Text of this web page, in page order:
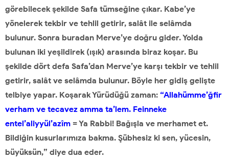
görebilecek şekilde Safa tümseğine çıkar. Kabe’ye
yönelerek tekbir ve tehlil getirir, salât ile selâmda
bulunur. Sonra buradan Merve’ye doğru gider. Yolda
bulunan iki yeşildirek (ışık) arasında biraz koşar. Bu
şekilde dört defa Safa’dan Merve’ye karşı tekbir ve tehlil
getirir, salât ve selâmda bulunur. Böyle her gidiş gelişte
telbiye yapar. Koşarak Yürüdüğü zaman: “Allahümme’ğfir
verham ve tecavez amma ta’lem. Feinneke
entel’aliyyül’azîm = Ya Rabbi! Bağışla ve merhamet et.
Bildiğin kusurlarımıza bakma. Şübhesiz ki sen, yücesin,
büyüksün,” diye dua eder.